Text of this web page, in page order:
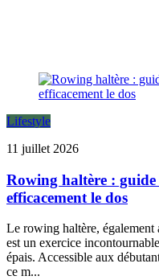
Lifestyle
11 juillet 2026
Rowing haltère :
efficacement le dos
Le rowing haltère, également
est un exercice
épais. Accessible aux
ce m...